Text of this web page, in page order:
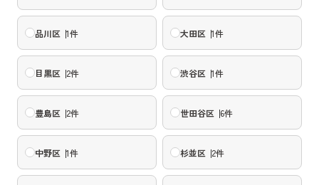
品川区 1件 大田区 1件
目黒区 2件 渋谷区 1件
豊島区 2件 世田谷区 6件
中野区 1件 杉並区 2件